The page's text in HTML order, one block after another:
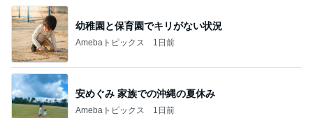
幼稚園と保育園でキリがない状況
Amebaトピックス 1日前
安めぐみ 家族での沖縄の夏休み
Amebaトピックス 1日前